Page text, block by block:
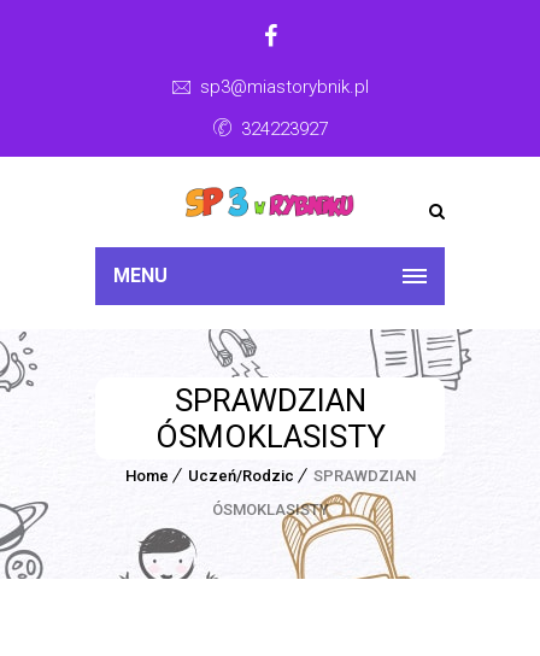
sp3@miastorybnik.pl
324223927
MENU
SPRAWDZIAN
ÓSMOKLASISTY
Home Uczeń/Rodzic
SPRAWDZIAN
ÓSMOKLASISTY